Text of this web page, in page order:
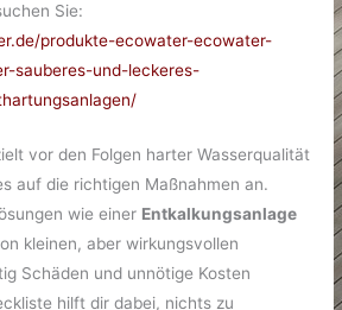
Sie:
produkte-ecowater-ecowater-
sauberes-und-leckeres-
vor den Folgen harter Wasserqualität
auf die richtigen Maßnahmen an.
wie einer Entkalkungsanlage
kleinen, aber wirkungsvollen
Schäden und unnötige Kosten
hilft dir dabei, nichts zu